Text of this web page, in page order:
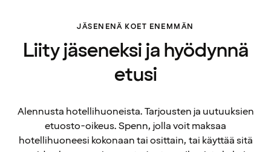
JÄSENENÄ KOET ENEMMÄN
Liity jäseneksi ja hyödynnä
etusi
Alennusta hotellihuoneista. Tarjousten ja uutuuksien
etuosto-oikeus. Spenn, jolla voit maksaa
hotellihuoneesi kokonaan tai osittain, tai käyttää sitä